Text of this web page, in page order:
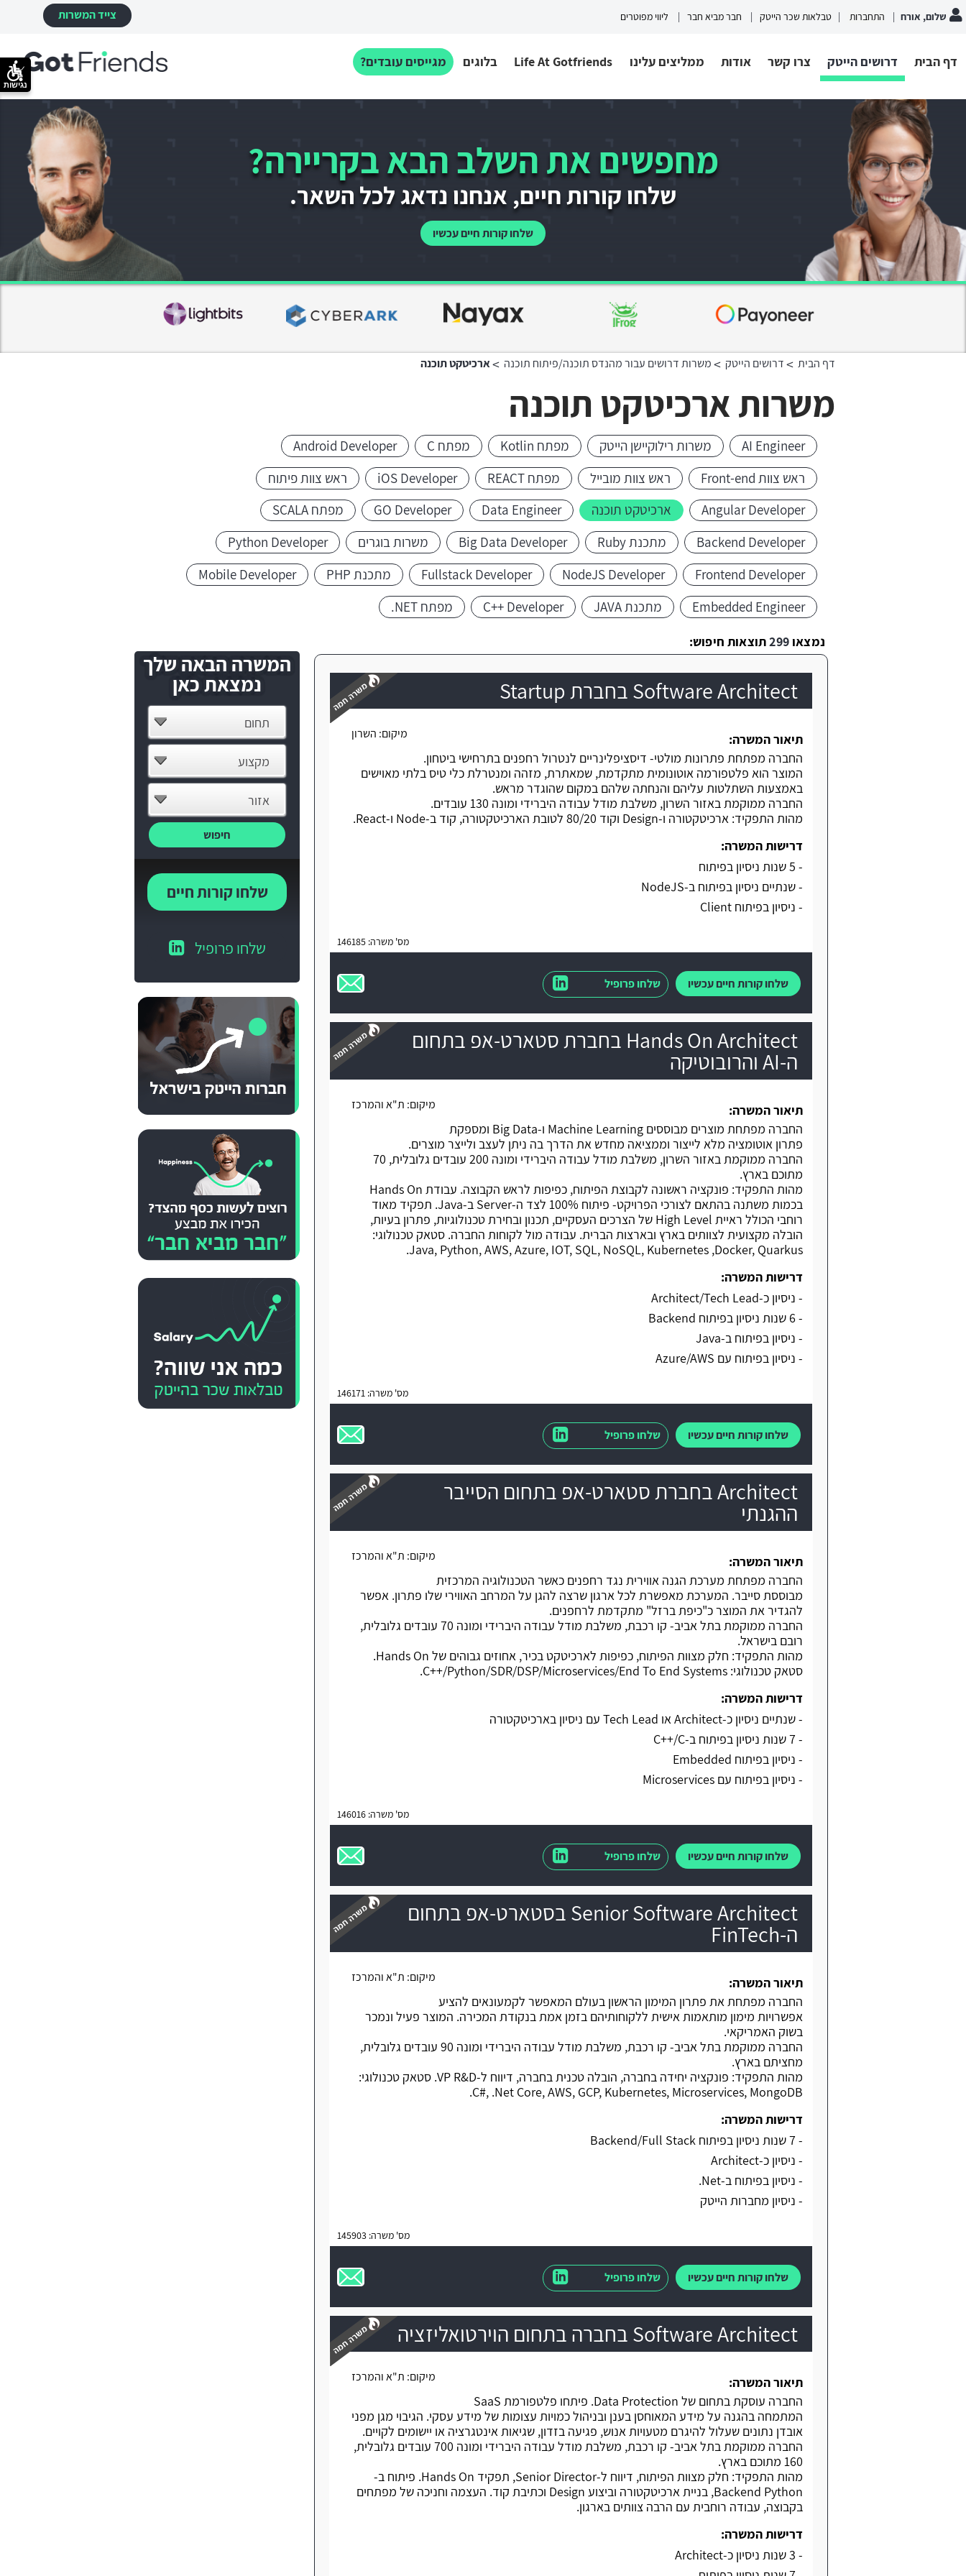
שלום, אורח התחברות טבלאות שכר הייטק חבר מביא חבר ליווי מפוטרים צייד המשרות
דף הבית דרושים הייטק צרו קשר אודות ממליצים עלינו Life At Gotfriends בלוגים מגייסים עובדים?
מחפשים את השלב הבא בקריירה?
שלחו קורות חיים, אנחנו נדאג לכל השאר.
שלחו קורות חיים עכשיו
דף הבית >דרושים הייטק >משרות דרושים עבור מהנדס תוכנה/פיתוח תוכנה >ארכיטקט תוכנה
משרות ארכיטקט תוכנה
AI Engineer משרות רילוקיישן הייטק מפתח Kotlin מפתח C
Android Developer
ראש צוות Front-end
ראש צוות מובייל מפתח REACT iOS Developer
ראש צוות פיתוח
Angular Developer
ארכיטקט תוכנה Data Engineer
GO Developer
מפתח SCALA
Backend Developer
מתכנת Ruby Big Data Developer משרות בוגרים
Python Developer
Frontend Developer
NodeJS Developer
Fullstack Developer מתכנת PHP
Mobile Developer
Embedded Engineer
מתכנת JAVA C++ Developer מפתח NET.
נמצאו299תוצאות חיפוש:
Software Architect בחברת Startup
מיקום: השרון
תיאור המשרה:
החברה מפתחת פתרונות מולטי- דיסציפלינריים לנטרול רחפנים בתרחישי ביטחון.
המוצר הוא פלטפורמה אוטונומית מתקדמת, שמאתרת, מזהה ומנטרלת כלי טיס בלתי מאוישים
באמצעות השתלטות עליהם והנחתה שלהם במקום שהוגדר מראש.
החברה ממוקמת באזור השרון, משלבת מודל עבודה היברידי ומונה 130 עובדים.
מהות התפקיד: ארכיטקטורה ו-Design וקוד 80/20 לטובת הארכיטקטורה, קוד ב-Node ו-React.
דרישות המשרה:
- 5 שנות ניסיון בפיתוח
- שנתיים ניסיון בפיתוח ב-NodeJS
- ניסיון בפיתוח Client
מס' משרה: 146185
שלחו קורות חיים עכשיו שלחו פרופיל
Hands On Architect בחברת סטארט-אפ בתחום
ה-AI והרובוטיקה
משרה חמה מיקום: ת"א והמרכז
תיאור המשרה:
החברה מפתחת מוצרים מבוססים Machine Learning ו-Big Data ומספקת
פתרון אוטומציה מלא לייצור וממציאה מחדש את הדרך בה ניתן לעצב ולייצר מוצרים.
החברה ממוקמת באזור השרון, משלבת מודל עבודה היברידי ומונה 200 עובדים גלובלית, 70
מתוכם בארץ.
מהות התפקיד: פונקציה ראשונה לקבוצת הפיתוח, כפיפות לראש הקבוצה. עבודת Hands On
בכמות משתנה בהתאם לצורכי הפרויקט- פיתוח 100% לצד ה-Server ב-Java. תפקיד מאוד
רוחבי הכולל ראיית High Level של הצרכים העסקיים, תכנון ובחירת טכנולוגיות, פתרון בעיות,
הובלה מקצועית לצוותים בארץ ובארצות הברית. עבודה מול לקוחות החברה. סטאק טכנולוגי:
Java, Python, AWS, Azure, IOT, SQL, NoSQL, Kubernetes ,Docker, Quarkus.
דרישות המשרה:
- ניסיון כ-Architect/Tech Lead
- 6 שנות ניסיון בפיתוח Backend
- ניסיון בפיתוח ב-Java
- ניסיון בפיתוח עם Azure/AWS
מס' משרה: 146171
שלחו קורות חיים עכשיו שלחו פרופיל
Architect בחברת סטארט-אפ בתחום הסייבר
ההגנתי
משרה חמה מיקום: ת"א והמרכז
תיאור המשרה:
החברה מפתחת מערכת הגנה אווירית נגד רחפנים כאשר הטכנולוגיה המרכזית
מבוססת סייבר. המערכת מאפשרת לכל ארגון שרצה להגן על המרחב האווירי שלו פתרון. אפשר
להגדיר את המוצר כ"כיפת ברזל" מתקדמת לרחפנים.
החברה ממוקמת בתל אביב- קו רכבת, משלבת מודל עבודה היברידי ומונה 70 עובדים גלובלית,
רובם בישראל.
מהות התפקיד: חלק מצוות הפיתוח, כפיפות לארכיטקט בכיר, אחוזים גבוהים של Hands On.
סטאק טכנולוגי: C++/Python/SDR/DSP/Microservices/End To End Systems.
דרישות המשרה:
- שנתיים ניסיון כ-Architect או Tech Lead עם ניסיון בארכיטקטורה
- 7 שנות ניסיון בפיתוח ב-C++/C
- ניסיון בפיתוח Embedded
- ניסיון בפיתוח עם Microservices
מס' משרה: 146016
שלחו קורות חיים עכשיו שלחו פרופיל
Senior Software Architect בסטארט-אפ בתחום
ה-FinTech
משרה חמה מיקום: ת"א והמרכז
תיאור המשרה:
החברה מפתחת את פתרון המימון הראשון בעולם המאפשר לקמעונאים להציע
אפשרויות מימון מותאמות אישית ללקוחותיהם בזמן אמת בנקודת המכירה. המוצר פעיל ונמכר
בשוק האמריקאי.
החברה ממוקמת בתל אביב- קו רכבת, משלבת מודל עבודה היברידי ומונה 90 עובדים גלובלית,
מחציתם בארץ.
מהות התפקיד: פונקציה יחידה בחברה, הובלה טכנית בחברה, דיווח ל-VP R&D. סטאק טכנולוגי:
C#, .Net Core, AWS, GCP, Kubernetes, Microservices, MongoDB.
דרישות המשרה:
- 7 שנות ניסיון בפיתוח Backend/Full Stack
- ניסיון כ-Architect
- ניסיון בפיתוח ב-Net.
- ניסיון מחברות הייטק
מס' משרה: 145903
שלחו קורות חיים עכשיו שלחו פרופיל
Software Architect בחברה בתחום הוירטואליזציה
מיקום: ת"א והמרכז
תיאור המשרה:
החברה עוסקת בתחום של Data Protection. פיתחו פלטפורמת SaaS
המתמחה בהגנה על מידע המאוחסן בענן ובניהול כמויות עצומות של מידע עסקי. הגיבוי מגן מפני
אובדן נתונים שעלול להיגרם מטעויות אנוש, פגיעה בזדון, שגיאות אינטגרציה או יישומים לקויים.
החברה ממוקמת בתל אביב- קו רכבת, משלבת מודל עבודה היברידי ומונה 700 עובדים גלובלית,
160 מתוכם בארץ.
מהות התפקיד: חלק מצוות הפיתוח, דיווח ל-Senior Director, תפקיד Hands On. פיתוח ב-
Backend Python, בניית ארכיטקטורה וביצוע Design וכתיבת קוד. העצמה וחניכה של מפתחים
בקבוצה, עבודה רוחבית עם הרבה צוותים בארגון.
דרישות המשרה:
- 3 שנות ניסיון כ-Architect
המשרה הבאה שלך
נמצאת כאן
תחום
מקצוע
אזור
חיפוש
שלחו קורות חיים
שלחו פרופיל
נגישות